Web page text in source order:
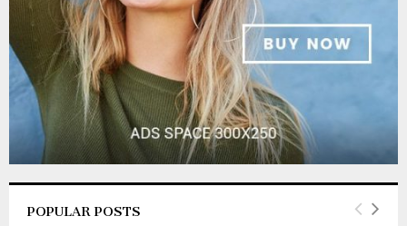
POPULAR POSTS